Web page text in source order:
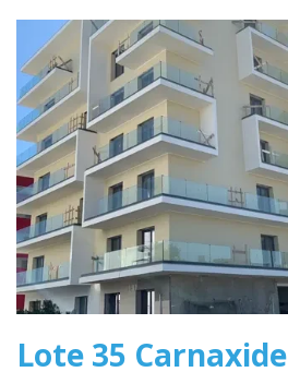
Lote 35 Carnaxide